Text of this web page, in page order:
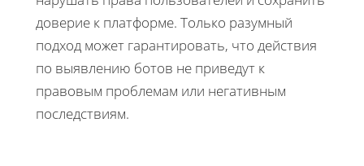
доверие к платформе. Только разумный
подход может гарантировать, что действия
по выявлению ботов не приведут к
правовым проблемам или негативным
последствиям.